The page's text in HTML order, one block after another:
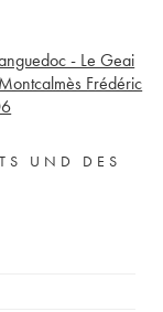
- Le Geai
Frédéric
UND DES